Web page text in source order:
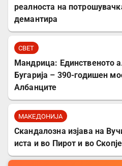
реалноста на
демантира
СВЕТ
Мандрица: Единственото
Бугарија – 390-годишен
Албанците
МАКЕДОНИЈА
Скандалозна изјава на
иста и во Пирот и во Скопје